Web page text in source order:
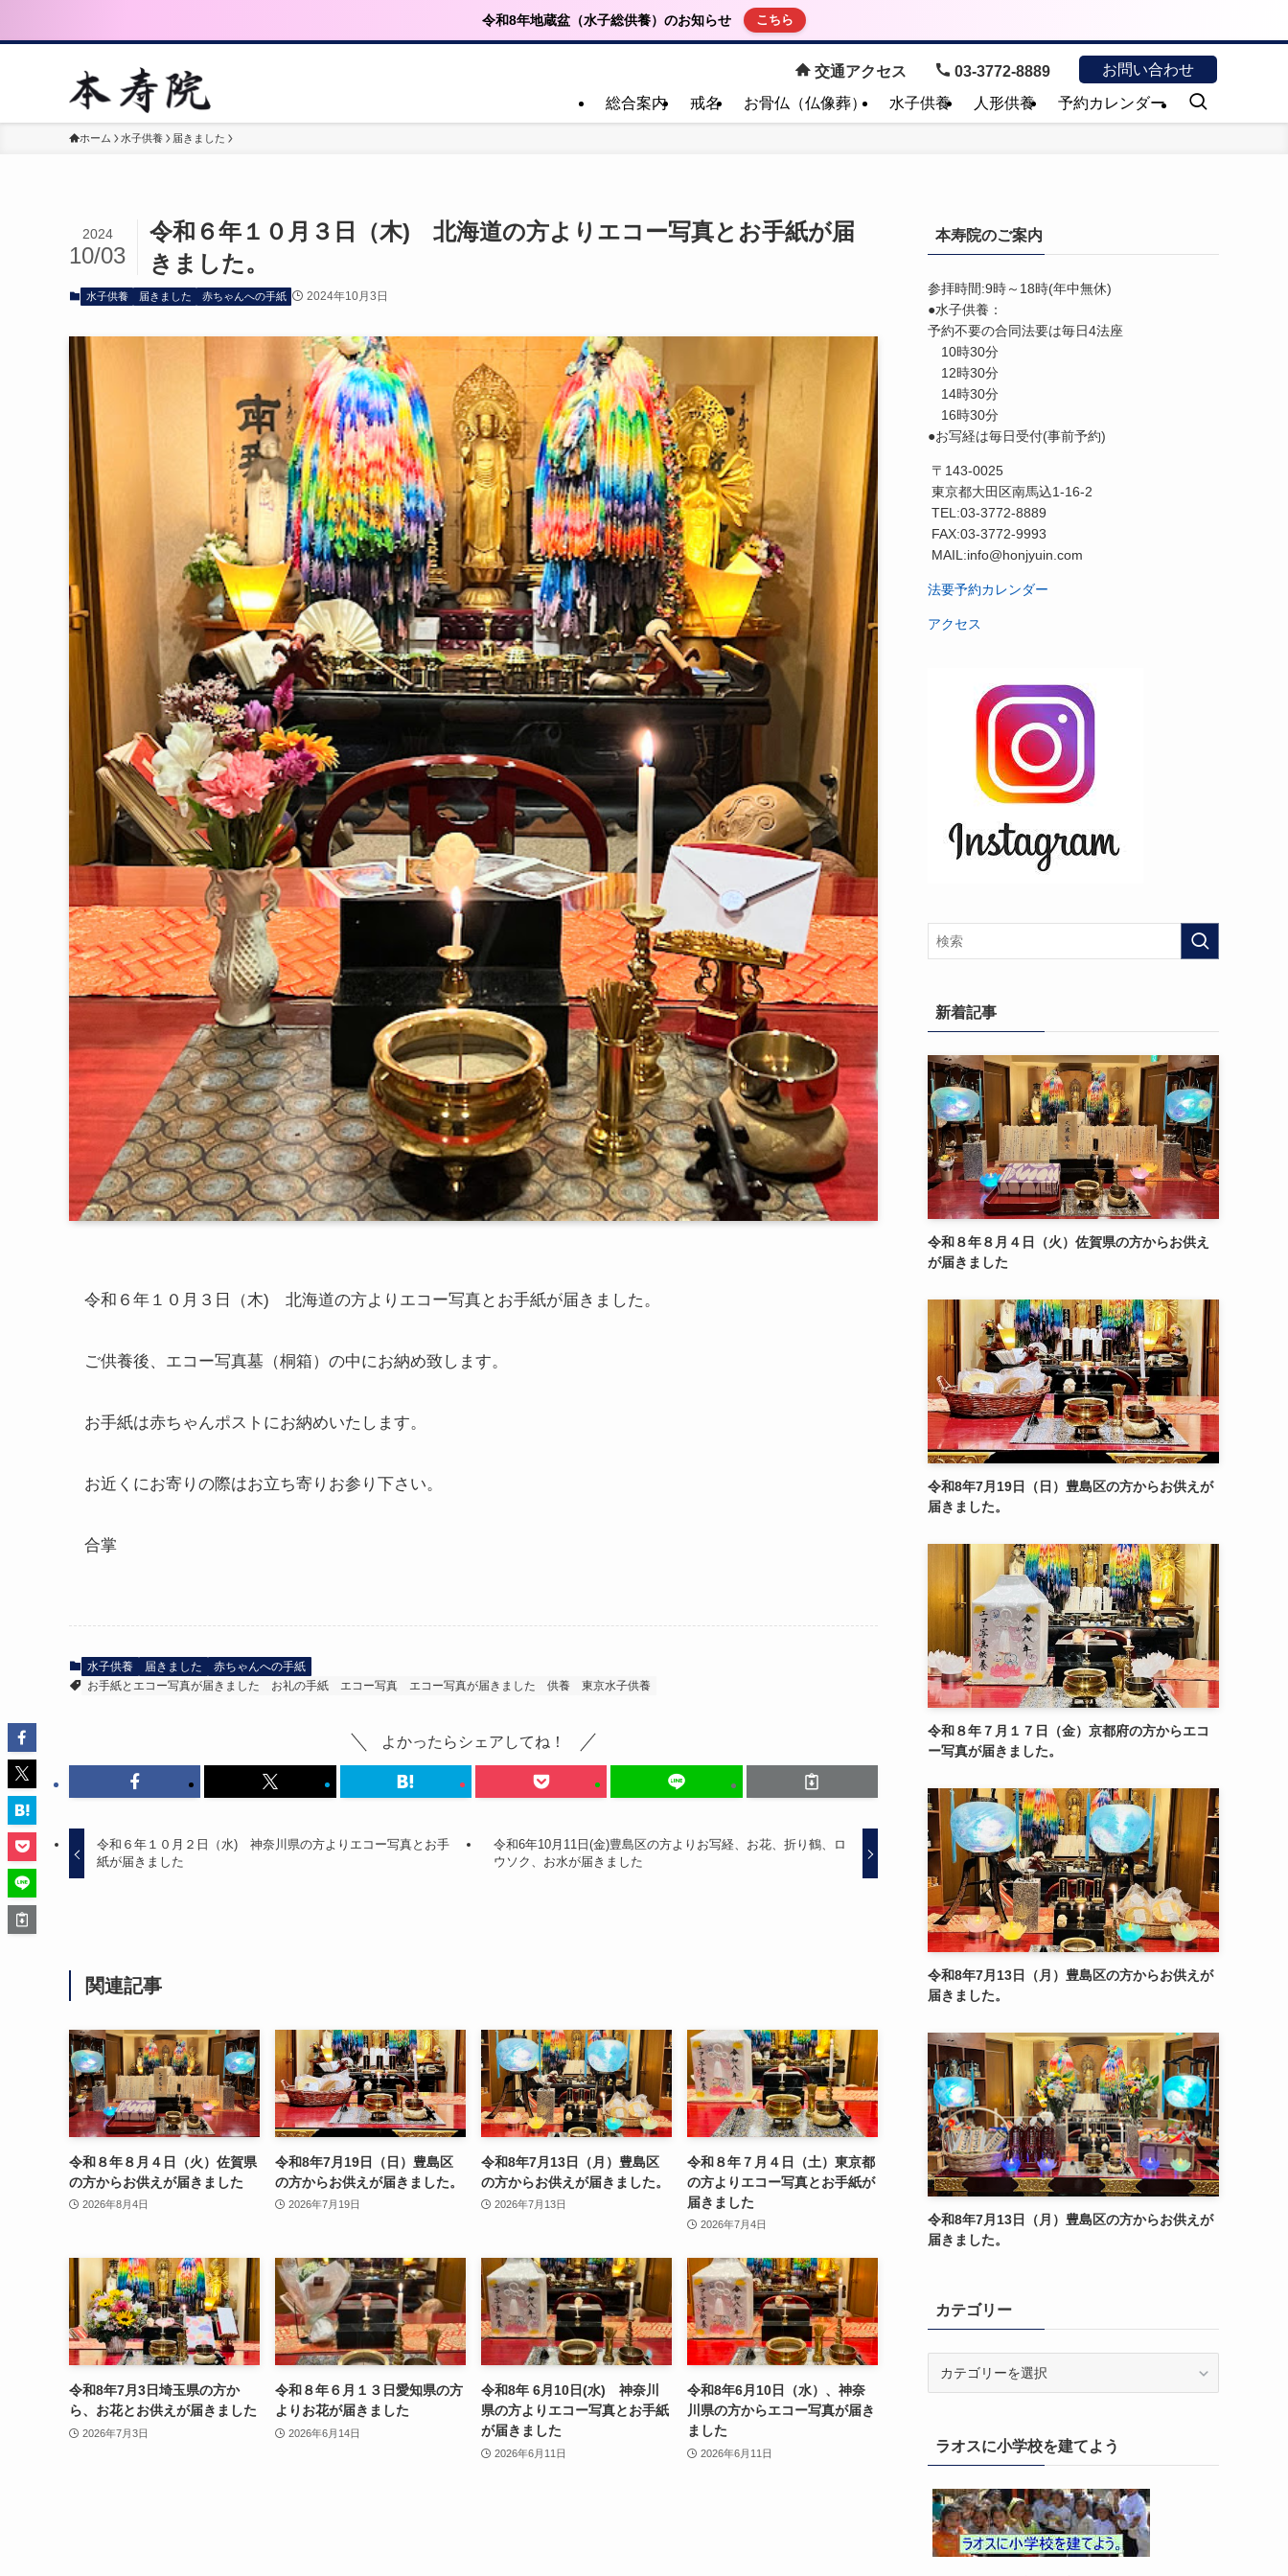
令和8年地蔵盆（水子総供養）のお知らせ こちら
交通アクセス 03-3772-8889 お問い合わせ
総合案内 戒名 お骨仏（仏像葬） 水子供養 人形供養 予約カレンダー
ホーム 水子供養 届きました
令和６年１０月３日（木) 北海道の方よりエコー写真とお手紙が届
きました。
2024
10/03
水子供養 届きました 赤ちゃんへの手紙 2024年10月3日
令和６年１０月３日（木) 北海道の方よりエコー写真とお手紙が届きました。
ご供養後、エコー写真墓（桐箱）の中にお納め致します。
お手紙は赤ちゃんポストにお納めいたします。
お近くにお寄りの際はお立ち寄りお参り下さい。
合掌
水子供養 届きました
赤ちゃんへの手紙
お手紙とエコー写真が届きました
お礼の手紙 エコー写真 エコー写真が届きました 供養 東京水子供養
よかったらシェアしてね！
令和６年１０月２日（水) 神奈川県の方よりエコー写真とお手
紙が届きました
令和6年10月11日(金)豊島区の方よりお写経、お花、折り鶴、ロ
ウソク、お水が届きました
関連記事
令和８年８月４日（火）佐賀県
の方からお供えが届きました
2026年8月4日
令和8年7月19日（日）豊島区
の方からお供えが届きました。
2026年7月19日
令和8年7月13日（月）豊島区
の方からお供えが届きました。
2026年7月13日
令和８年７月４日（土）東京都
の方よりエコー写真とお手紙が
届きました
2026年7月4日
令和8年7月3日埼玉県の方か
ら、お花とお供えが届きました
2026年7月3日
令和８年６月１３日愛知県の方
よりお花が届きました
2026年6月14日
令和8年 6月10日(水) 神奈川
県の方よりエコー写真とお手紙
が届きました
2026年6月11日
令和8年6月10日（水）、神奈
川県の方からエコー写真が届き
ました
2026年6月11日
本寿院のご案内
参拝時間:9時～18時(年中無休)
●水子供養：
予約不要の合同法要は毎日4法座
10時30分
12時30分
14時30分
16時30分
●お写経は毎日受付(事前予約)
〒143-0025
東京都大田区南馬込1-16-2
TEL:03-3772-8889
FAX:03-3772-9993
MAIL:info@honjyuin.com
法要予約カレンダー
アクセス
新着記事
令和８年８月４日（火）佐賀県の方からお供え
が届きました
令和8年7月19日（日）豊島区の方からお供えが
届きました。
令和８年７月１７日（金）京都府の方からエコ
ー写真が届きました。
令和8年7月13日（月）豊島区の方からお供えが
届きました。
令和8年7月13日（月）豊島区の方からお供えが
届きました。
カテゴリー
ーラオスに小学校を建てよう